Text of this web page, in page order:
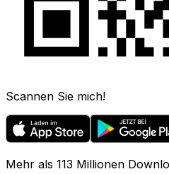
Scannen Sie mich!
Mehr als 113 Millionen